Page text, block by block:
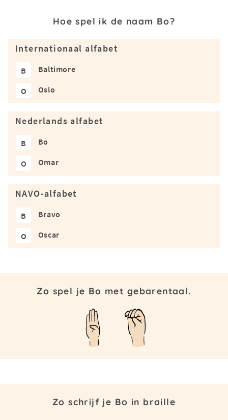
Hoe spel ik de naam Bo?
Internationaal alfabet
B Baltimore
O Oslo
Nederlands alfabet
B Bo
O Omar
NAVO-alfabet
B Bravo
O Oscar
Zo spel je Bo met gebarentaal.
Zo schrijf je Bo in braille